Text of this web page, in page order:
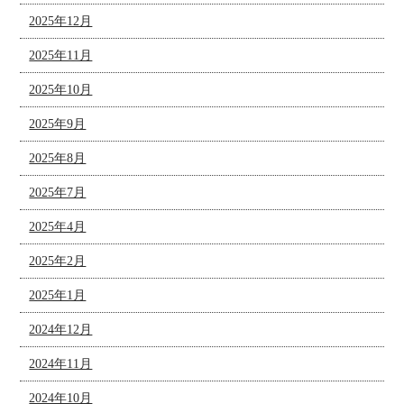
2025年12月
2025年11月
2025年10月
2025年9月
2025年8月
2025年7月
2025年4月
2025年2月
2025年1月
2024年12月
2024年11月
2024年10月